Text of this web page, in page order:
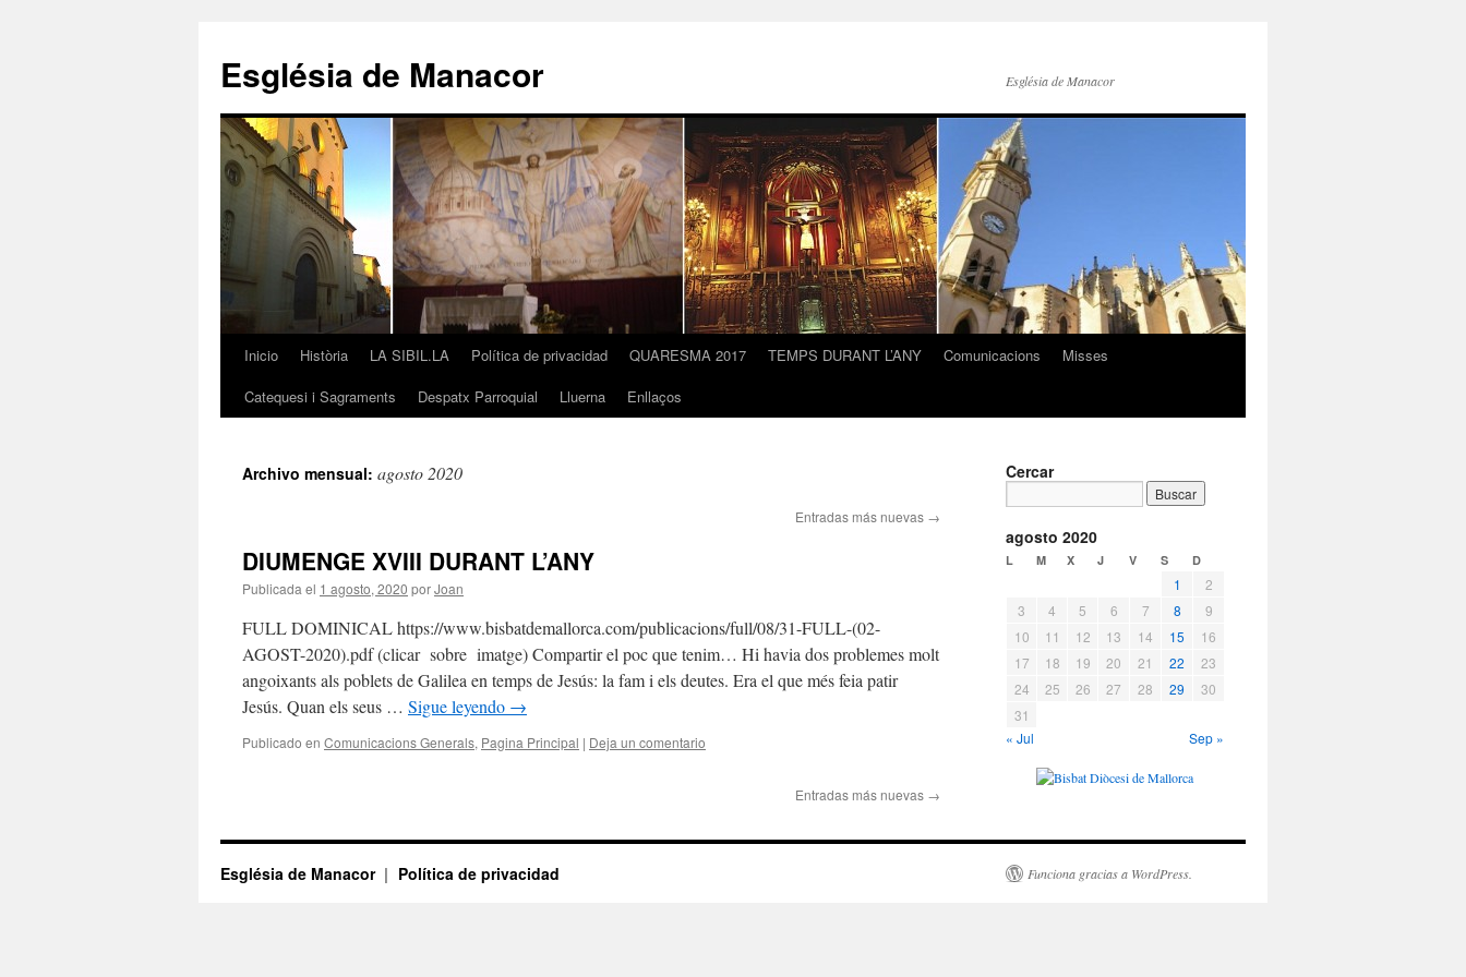
contenido
Església de Manacor Església de Manacor
Inicio Història LA SIBIL.LA Política de privacidad QUARESMA 2017 TEMPS DURANT L’ANY Comunicacions
Misses
Catequesi i Sagraments
Despatx Parroquial Lluerna Enllaços
Archivo mensual: agosto 2020
Entradas más nuevas →
DIUMENGE XVIII DURANT L’ANY
Publicada el 1 agosto, 2020 porJoan
FULL DOMINICAL https://www.bisbatdemallorca.com/publicacions/full/08/31-FULL-(02-
AGOST-2020).pdf (clicar sobre imatge) Compartir el poc que tenim… Hi havia dos problemes molt
angoixants als poblets de Galilea en temps de Jesús: la fam i els deutes. Era el que més feia patir
Jesús. Quan els seus … Sigue leyendo →
Publicado en Comunicacions Generals, Pagina Principal | Deja un comentario
Entradas más nuevas →
Cercar
agosto 2020
L M X J V S D
1
2
3
4 5 6 7 8
9
10
11 12 13 14 15
16
17
18 19 20 21 22
23
24
25 26 27 28 29
30
31
« Jul
Sep »
Església de Manacor Política de privacidad Funciona gracias a WordPress.